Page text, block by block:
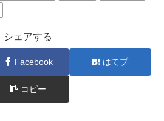
シェアする
Facebook はてブ
コピー